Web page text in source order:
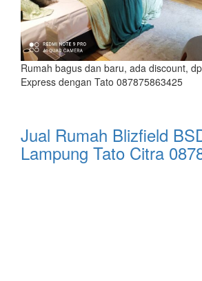
Rumah bagus dan baru, ada discount,
Express dengan Tato 087875863425
Jual Rumah Blizfield
Lampung Tato Citra